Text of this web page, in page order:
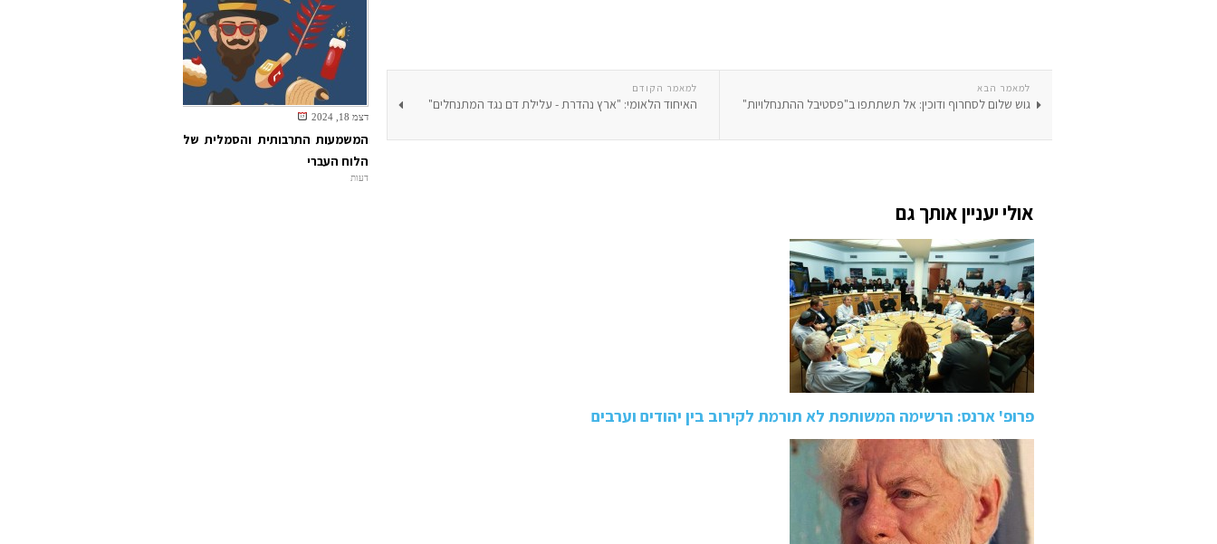
למאמר הקודם
האיחוד הלאומי: "ארץ נהדרת - עלילת דם נגד המתנחלים"
למאמר הבא
גוש שלום לסחרוף ודוכין: אל תשתתפו ב"פסטיבל ההתנחלויות"
אולי יעניין אותך גם
פרופ' ארנס: הרשימה המשותפת לא תורמת לקירוב בין יהודים וערבים
דצמ 18, 2024
המשמעות התרבותית והסמלית של
הלוח העברי
דעות